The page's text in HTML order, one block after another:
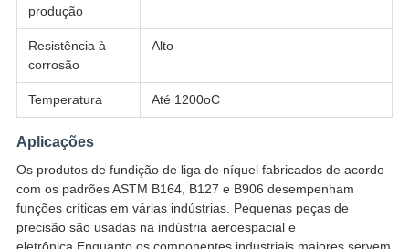
produção
Resistência à
corrosão
Alto
Temperatura Até 1200oC
Aplicações
Os produtos de fundição de liga de níquel fabricados de acordo
com os padrões ASTM B164, B127 e B906 desempenham
funções críticas em várias indústrias. Pequenas peças de
precisão são usadas na indústria aeroespacial e